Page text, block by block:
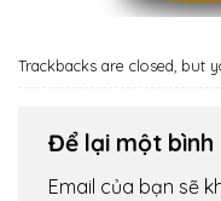
Trackbacks are closed, but
Để lại một bình
Email của bạn sẽ